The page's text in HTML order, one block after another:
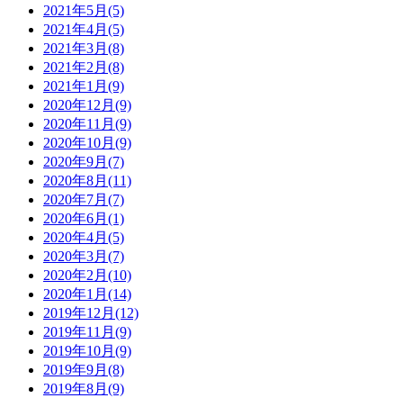
2021年5月(5)
2021年4月(5)
2021年3月(8)
2021年2月(8)
2021年1月(9)
2020年12月(9)
2020年11月(9)
2020年10月(9)
2020年9月(7)
2020年8月(11)
2020年7月(7)
2020年6月(1)
2020年4月(5)
2020年3月(7)
2020年2月(10)
2020年1月(14)
2019年12月(12)
2019年11月(9)
2019年10月(9)
2019年9月(8)
2019年8月(9)